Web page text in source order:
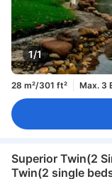
1/1
28 m²/301 ft² Max. 3
Superior Twin(2
Twin(2 single